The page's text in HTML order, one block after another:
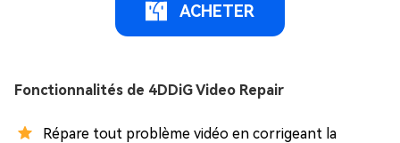
ACHETER
Fonctionnalités de 4DDiG Video Repair
Répare tout problème vidéo en corrigeant la